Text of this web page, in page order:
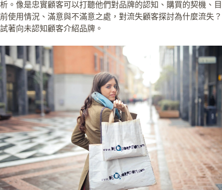
析。像是忠實顧客可以打聽他們對品牌的認知、購買的契機、目
前使用情況、滿意與不滿意之處，對流失顧客探討為什麼流失？
試著向未認知顧客介紹品牌。